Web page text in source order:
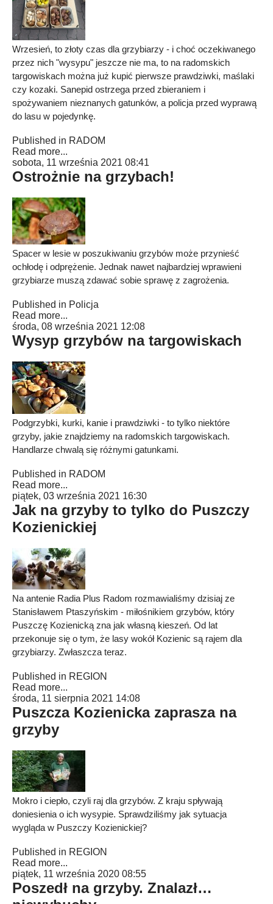
Wrzesień, to złoty czas dla grzybiarzy - i choć oczekiwanego
przez nich "wysypu" jeszcze nie ma, to na radomskich
targowiskach można już kupić pierwsze prawdziwki, maślaki
czy kozaki. Sanepid ostrzega przed zbieraniem i
spożywaniem nieznanych gatunków, a policja przed wyprawą
do lasu w pojedynkę.
Published in RADOM
Read more...
sobota, 11 września 2021 08:41
Ostrożnie na grzybach!
Spacer w lesie w poszukiwaniu grzybów może przynieść
ochłodę i odprężenie. Jednak nawet najbardziej wprawieni
grzybiarze muszą zdawać sobie sprawę z zagrożenia.
Published in Policja
Read more...
środa, 08 września 2021 12:08
Wysyp grzybów na targowiskach
Podgrzybki, kurki, kanie i prawdziwki - to tylko niektóre
grzyby, jakie znajdziemy na radomskich targowiskach.
Handlarze chwalą się różnymi gatunkami.
Published in RADOM
Read more...
piątek, 03 września 2021 16:30
Jak na grzyby to tylko do Puszczy
Kozienickiej
Na antenie Radia Plus Radom rozmawialiśmy dzisiaj ze
Stanisławem Ptaszyńskim - miłośnikiem grzybów, który
Puszczę Kozienicką zna jak własną kieszeń. Od lat
przekonuje się o tym, że lasy wokół Kozienic są rajem dla
grzybiarzy. Zwłaszcza teraz.
Published in REGION
Read more...
środa, 11 sierpnia 2021 14:08
Puszcza Kozienicka zaprasza na
grzyby
Mokro i ciepło, czyli raj dla grzybów. Z kraju spływają
doniesienia o ich wysypie. Sprawdziliśmy jak sytuacja
wygląda w Puszczy Kozienickiej?
Published in REGION
Read more...
piątek, 11 września 2020 08:55
Poszedł na grzyby. Znalazł…